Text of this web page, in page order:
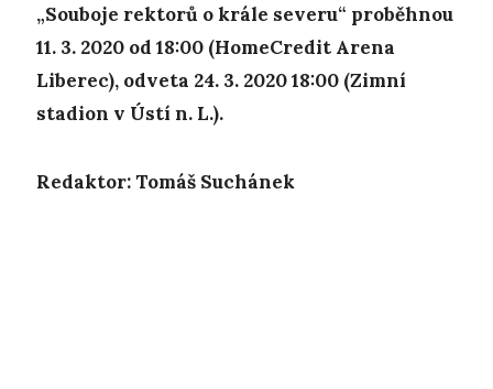
„Souboje rektorů o krále severu“ proběhnou
11. 3. 2020 od 18:00 (HomeCredit Arena
Liberec), odveta 24. 3. 2020 18:00 (Zimní
stadion v Ústí n. L.).
Redaktor: Tomáš Suchánek